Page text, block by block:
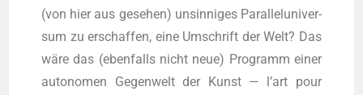
(von hier aus gese­hen) unsin­ni­ges Par­al­lel­uni­ver­
sum zu erschaf­fen, eine Umschrift der Welt? Das
wäre das (eben­falls nicht neue) Pro­gramm einer
auto­no­men Gegen­welt der Kunst — l’art pour